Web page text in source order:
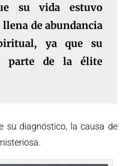
su vida estuvo
de abundancia
ya que su
parte de la élite
su diagnóstico, la causa de